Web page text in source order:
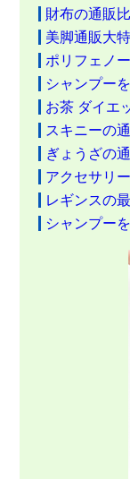
財布の通販
美脚通販大
ポリフェノ
シャンプー
お茶 ダイエ
スキニーの
ぎょうざの
アクセサリ
レギンスの
シャンプー